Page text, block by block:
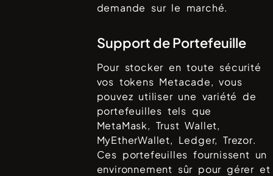
demande sur le marché.
Support de Portefeuille
Pour stocker en toute sécurité
vos tokens Metacade, vous
pouvez utiliser une variété de
portefeuilles tels que
MetaMask, Trust Wallet,
MyEtherWallet, Ledger, Trezor.
Ces portefeuilles fournissent un
environnement sûr pour gérer et